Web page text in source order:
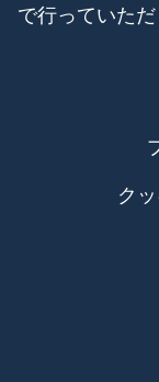
で行っていた
ク